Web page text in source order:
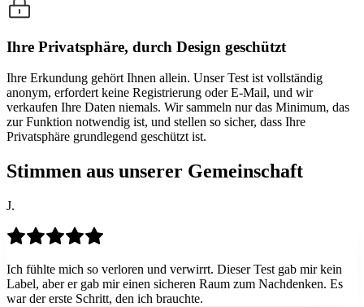
Ihre Privatsphäre, durch Design geschützt
Ihre Erkundung gehört Ihnen allein. Unser Test ist vollständig
anonym, erfordert keine Registrierung oder E-Mail, und wir
verkaufen Ihre Daten niemals. Wir sammeln nur das Minimum, das
zur Funktion notwendig ist, und stellen so sicher, dass Ihre
Privatsphäre grundlegend geschützt ist.
Stimmen aus unserer Gemeinschaft
J.
Ich fühlte mich so verloren und verwirrt. Dieser Test gab mir kein
Label, aber er gab mir einen sicheren Raum zum Nachdenken. Es
war der erste Schritt, den ich brauchte.